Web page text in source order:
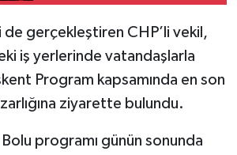
de gerçekleştiren CHP’li vekil,
iş yerlerinde vatandaşlarla
Program kapsamında en son
ziyarette bulundu.
programı günün sonunda